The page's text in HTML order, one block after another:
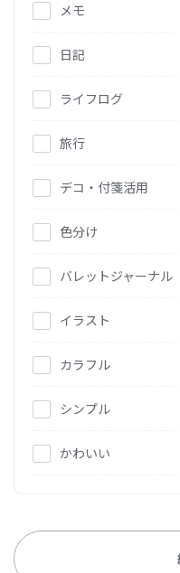
メモ
日記
ライフログ
旅行
デコ・付箋活用
色分け
バレットジャーナル
イラスト
カラフル
シンプル
かわいい